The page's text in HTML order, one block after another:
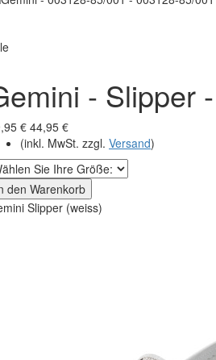
- Slipper
€ 44,95 €
(inkl. MwSt. zzgl. Versand)
den Warenkorb
Slipper (weiss)